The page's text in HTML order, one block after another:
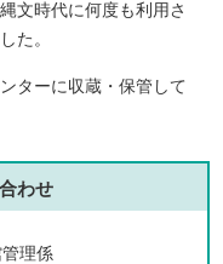
文時代に何度も利用さ
た。
ターに収蔵・保管して
わせ
理係